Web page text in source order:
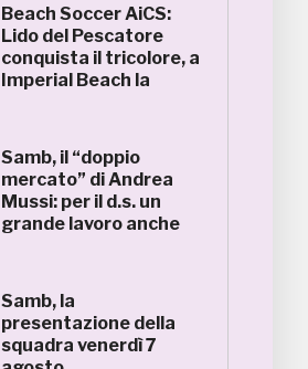
Beach Soccer AiCS:
Lido del Pescatore
conquista il tricolore, a
Imperial Beach la
Samb, il “doppio
mercato” di Andrea
Mussi: per il d.s. un
grande lavoro anche
Samb, la
presentazione della
squadra venerdì 7